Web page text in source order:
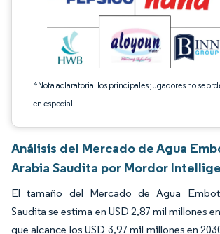
*Nota aclaratoria: los principales jugadores no se
en especial
Análisis del Mercado de Agua
Arabia Saudita por Mordor
El tamaño del Mercado de Agua
Saudita se estima en USD 2,87 mil millones
que alcance los USD 3,97 mil millones en